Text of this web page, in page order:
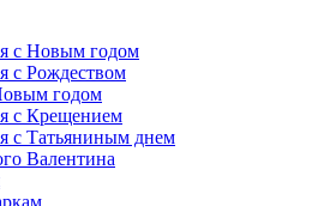
с Новым годом
с Рождеством
годом
с Крещением
с Татьяниным днем
Валентина